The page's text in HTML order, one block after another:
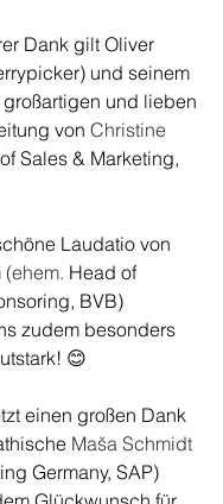
Dank gilt Oliver
und seinem
und lieben
von Christine
Sales & Marketing,
Laudatio von
(ehem. Head of
BVB)
zudem besonders
😊
einen großen Dank
Maša Schmidt
Germany, SAP)